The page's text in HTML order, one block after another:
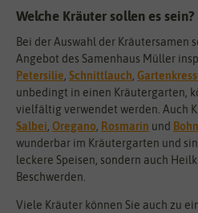
Welche Kräuter sollen es sein?
Bei der Auswahl der Kräutersamen
Angebot des Samenhaus Müller
Petersilie, Schnittlauch,
unbedingt in einen Kräutergarten,
vielfältig verwendet werden. Auch
Salbei, Oregano, Rosmarin und
wunderbar im Kräutergarten und
leckere Speisen, sondern auch
Beschwerden.
Viele Kräuter können Sie auch zu